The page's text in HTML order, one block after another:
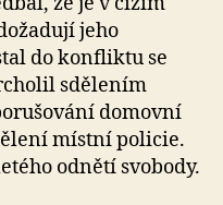
jeho
do konfliktu se
sdělením
domovní
místní policie.
odnětí svobody.